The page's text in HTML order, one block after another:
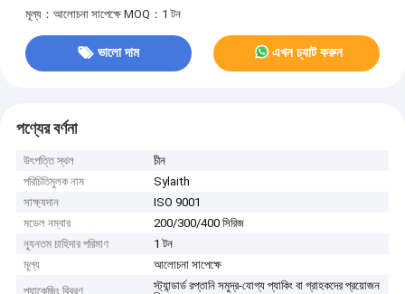
মূল্য：আলোচনা সাপেক্ষে MOQ：1 টন
ভালো দাম এখন চ্যাট করুন
পণ্যের বর্ণনা
উৎপত্তি স্থল
চীন
পরিচিতিমুলক নাম
Sylaith
সাক্ষ্যদান
ISO 9001
মডেল নম্বার
200/300/400 সিরিজ
ন্যূনতম চাহিদার পরিমাণ
1 টন
মূল্য
আলোচনা সাপেক্ষে
প্যাকেজিং বিবরণ
স্ট্যান্ডার্ড রপ্তানি সমুদ্র-যোগ্য প্যাকিং বা গ্রাহকদের প্রয়োজন